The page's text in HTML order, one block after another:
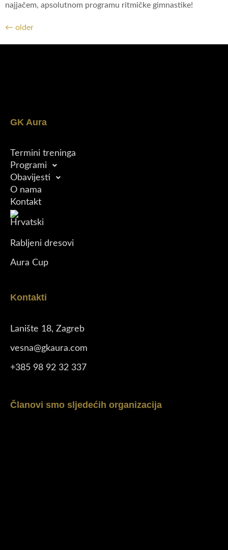
najjačem, apsolutnom programu ritmičke gimnastike!
← older
GK Aura
Termini treninga
Programi
Obavijesti
O nama
Kontakt
Rabljeni dresovi
Aura Cup
Kontakti
Lanište 18, Zagreb
vesna@gkaura.com
+385 98 92 32 337
Članovi smo sljedećih organizacija